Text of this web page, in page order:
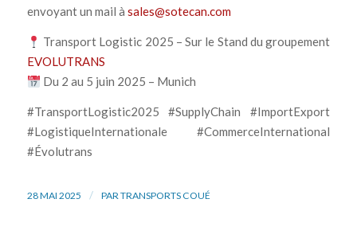
envoyant un mail à sales@sotecan.com
Transport Logistic 2025 – Sur le Stand du groupement
EVOLUTRANS
Du 2 au 5 juin 2025 – Munich
#TransportLogistic2025 #SupplyChain #ImportExport
#LogistiqueInternationale #CommerceInternational
#Évolutrans
28 MAI 2025 / PAR TRANSPORTS COUÉ